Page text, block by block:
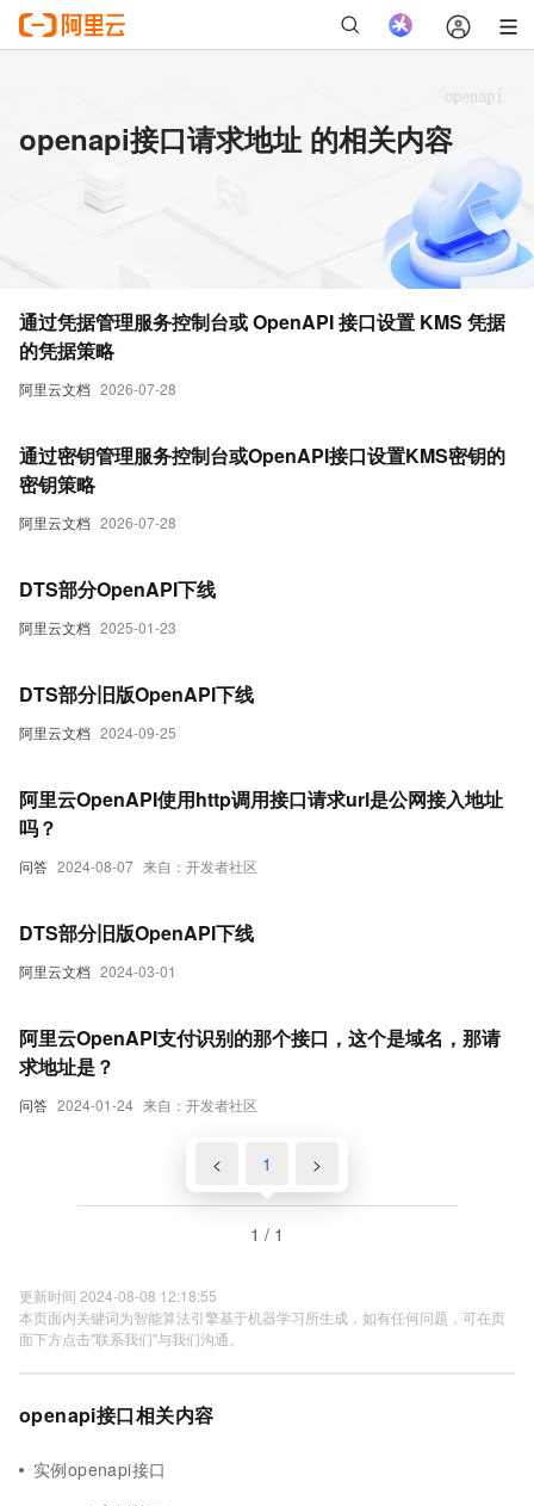
openapi接口请求地址 的相关内容
阿里云文档 2026-07-28
通过凭据管理服务控制台或 OpenAPI 接口设置 KMS 凭据
的凭据策略
阿里云文档 2026-07-28
通过密钥管理服务控制台或OpenAPI接口设置KMS密钥的
密钥策略
阿里云文档 2025-01-23
DTS部分OpenAPI下线
阿里云文档 2024-09-25
DTS部分旧版OpenAPI下线
问答 2024-08-07 来自：开发者社区
阿里云OpenAPI使用http调用接口请求url是公网接入地址
吗？
阿里云文档 2024-03-01
DTS部分旧版OpenAPI下线
问答 2024-01-24 来自：开发者社区
阿里云OpenAPI支付识别的那个接口，这个是域名，那请
求地址是？
< 1 >
1 / 1
更新时间 2024-08-08 12:18:55
本页面内关键词为智能算法引擎基于机器学习所生成，如有任何问题，可在页
面下方点击"联系我们"与我们沟通。
openapi接口相关内容
实例openapi接口